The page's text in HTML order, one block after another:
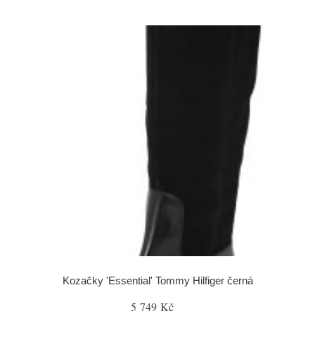
Kozačky 'Essential' Tommy Hilfiger černá
5 749 Kč